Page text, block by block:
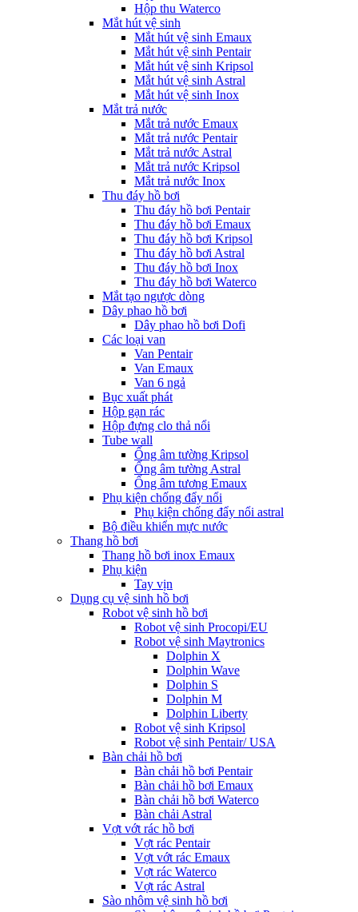
Hộp thu Waterco
Mắt hút vệ sinh
Mắt hút vệ sinh Emaux
Mắt hút vệ sinh Pentair
Mắt hút vệ sinh Kripsol
Mắt hút vệ sinh Astral
Mắt hút vệ sinh Inox
Mắt trả nước
Mắt trả nước Emaux
Mắt trả nước Pentair
Mắt trả nước Astral
Mắt trả nước Kripsol
Mắt trả nước Inox
Thu đáy hồ bơi
Thu đáy hồ bơi Pentair
Thu đáy hồ bơi Emaux
Thu đáy hồ bơi Kripsol
Thu đáy hồ bơi Astral
Thu đáy hồ bơi Inox
Thu đáy hồ bơi Waterco
Mắt tạo ngược dòng
Dây phao hồ bơi
Dây phao hồ bơi Dofi
Các loại van
Van Pentair
Van Emaux
Van 6 ngả
Bục xuất phát
Hộp gạn rác
Hộp đựng clo thả nổi
Tube wall
Ống âm tường Kripsol
Ống âm tường Astral
Ống âm tương Emaux
Phụ kiện chống đẩy nổi
Phụ kiện chống đẩy nổi astral
Bộ điều khiển mực nước
Thang hồ bơi
Thang hồ bơi inox Emaux
Phụ kiện
Tay vịn
Dụng cụ vệ sinh hồ bơi
Robot vệ sinh hồ bơi
Robot vệ sinh Procopi/EU
Robot vệ sinh Maytronics
Dolphin X
Dolphin Wave
Dolphin S
Dolphin M
Dolphin Liberty
Robot vệ sinh Kripsol
Robot vệ sinh Pentair/ USA
Bàn chải hồ bơi
Bàn chải hồ bơi Pentair
Bàn chải hồ bơi Emaux
Bàn chải hồ bơi Waterco
Bàn chải Astral
Vợt vớt rác hồ bơi
Vợt rác Pentair
Vợt vớt rác Emaux
Vợt rác Waterco
Vợt rác Astral
Sào nhôm vệ sinh hồ bơi